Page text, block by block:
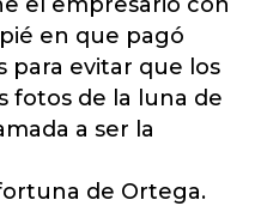
en que pagó
para evitar que los
fotos de la luna de
a ser la
de Ortega.